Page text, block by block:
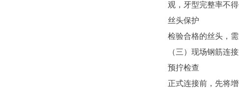
观，牙型完整率不
丝头保护
检验合格的丝头，
（三）现场钢筋连
预拧检查
正式连接前，先将